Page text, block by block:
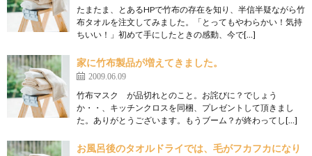
たまたま、とあるHPで竹布の存在を知り、半信半疑ながら竹
布タオルを注文してみました。「とってもやわらかい！気持
ちいい！」初めて手にしたときの感動、今で[…]
家に竹布製品が増えてきました。
2009.06.09
竹布マスク が品切れとのこと。お詫びに？でしょう
か・・、キッチンクロスを同梱、プレゼントして頂きまし
た。ありがとうございます。もうブーム？が終わってし[…]
お風呂後のタオルドライでは、毛がフカフカになり